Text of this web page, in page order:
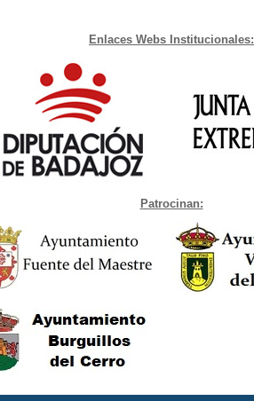
Enlaces Webs Institucionales:
Patrocinan: